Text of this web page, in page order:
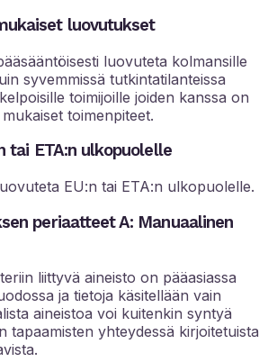
luovutukset
luovuteta kolmansille
syvemmissä tutkintatilanteissa
toimijoille joiden kanssa on
toimenpiteet.
tai ETA:n ulkopuolelle
EU:n tai ETA:n ulkopuolelle.
periaatteet A: Manuaalinen
liittyvä aineisto on pääasiassa
ja tietoja käsitellään vain
aineistoa voi kuitenkin syntyä
tapaamisten yhteydessä kirjoitetuista